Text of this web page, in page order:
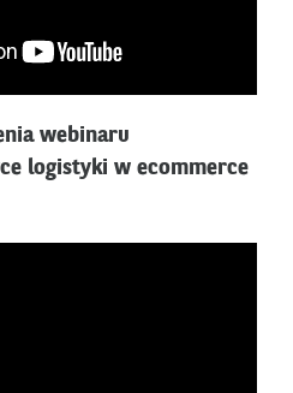
webinaru
logistyki w ecommerce